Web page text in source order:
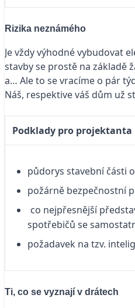
Rizika neznámého
Je vždy výhodné vybudovat
stavby se prostě na základě
a… Ale to se vracíme o pár
Náš, respektive váš dům už
Podklady pro projektanta
půdorys stavební části
požárně bezpečnostní
co nejpřesnější
spotřebičů se
požadavek na tzv.
Ti, co se vyznají v drátech